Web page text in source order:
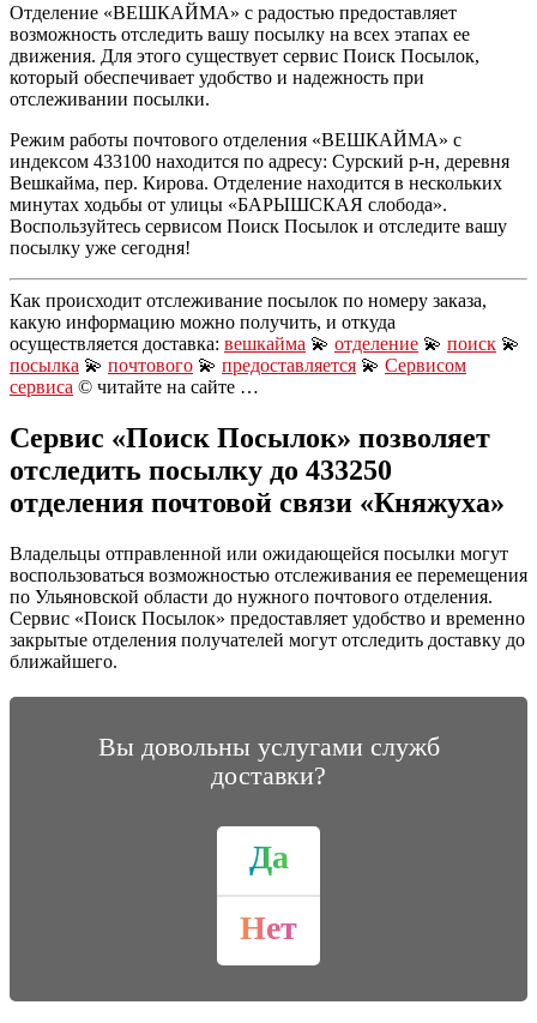
Отделение «ВЕШКАЙМА» с радостью предоставляет
возможность отследить вашу посылку на всех этапах ее
движения. Для этого существует сервис Поиск Посылок,
который обеспечивает удобство и надежность при
отслеживании посылки.
Режим работы почтового отделения «ВЕШКАЙМА» с
индексом 433100 находится по адресу: Сурский р-н, деревня
Вешкайма, пер. Кирова. Отделение находится в нескольких
минутах ходьбы от улицы «БАРЫШСКАЯ слобода».
Воспользуйтесь сервисом Поиск Посылок и отследите вашу
посылку уже сегодня!
Как происходит отслеживание посылок по номеру заказа,
какую информацию можно получить, и откуда
осуществляется доставка: вешкайма 💫 отделение 💫 поиск 💫
посылка 💫 почтового 💫 предоставляется 💫 Сервисом
сервиса © читайте на сайте …
Сервис «Поиск Посылок» позволяет
отследить посылку до 433250
отделения почтовой связи «Княжуха»
Владельцы отправленной или ожидающейся посылки могут
воспользоваться возможностью отслеживания ее перемещения
по Ульяновской области до нужного почтового отделения.
Сервис «Поиск Посылок» предоставляет удобство и временно
закрытые отделения получателей могут отследить доставку до
ближайшего.
Вы довольны услугами служб
доставки?
Да
Нет